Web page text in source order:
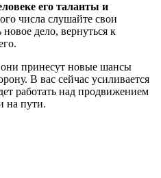
его таланты и
числа слушайте свои
дело, вернуться к
принесут новые шансы
В вас сейчас усиливается
работать над продвижением
на пути.